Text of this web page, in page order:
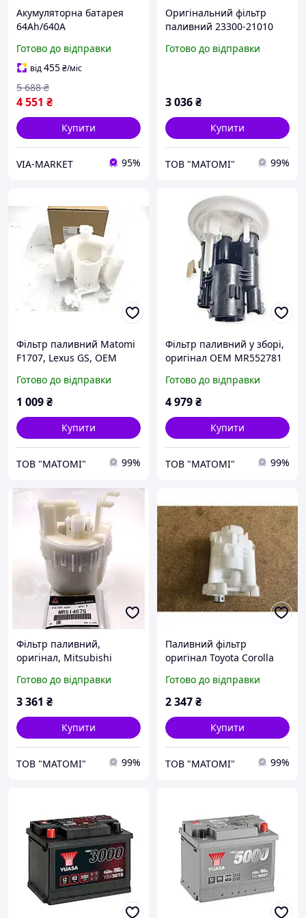
Акумуляторна батарея
64Ah/640A
Premium EXIDE
Готово до відправки
від455₴/міс
4 551 ₴
5 688 ₴
Купити
VIA-MARKET 95%
Оригінальний фільтр
паливний 23300-21010
Готово до відправки
3 036₴
Купити
ТОВ "МАТОМІ" 99%
Фільтр паливний Matomi
F1707, Lexus GS, OEM
Готово до відправки
1 009₴
Купити
ТОВ "МАТОМІ" 99%
Фільтр паливний у зборі,
оригінал OEM MR552781
Готово до відправки
4 979₴
Купити
ТОВ "МАТОМІ" 99%
Фільтр паливний,
оригінал, Mitsubishi
2008 OEM MR514676
Готово до відправки
3 361 ₴
Купити
ТОВ "МАТОМІ" 99%
Паливний фільтр
оригінал Toyota Corolla
233000A020 система
очищення палива
Готово до відправки
2 347₴
Купити
ТОВ "МАТОМІ" 99%